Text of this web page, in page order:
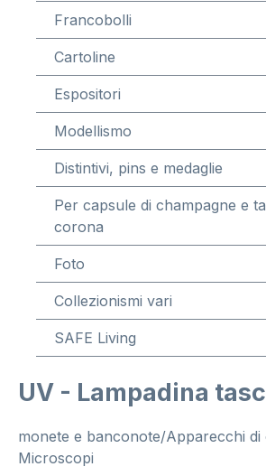
Francobolli
Cartoline
Espositori
Modellismo
Distintivi, pins e medaglie
Per capsule di champagne e
corona
Foto
Collezionismi vari
SAFE Living
UV - Lampadina
monete e banconote/Apparecchi
Microscopi